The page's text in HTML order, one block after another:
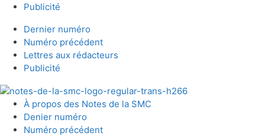
Publicité
Dernier numéro
Numéro précédent
Lettres aux rédacteurs
Publicité
À propos des Notes de la SMC
Denier numéro
Numéro précédent